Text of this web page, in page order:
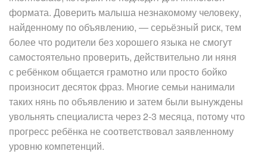
формата. Доверить малыша незнакомому человеку,
найденному по объявлению, — серьёзный риск, тем
более что родители без хорошего языка не смогут
самостоятельно проверить, действительно ли няня
с ребёнком общается грамотно или просто бойко
произносит десяток фраз. Многие семьи нанимали
таких нянь по объявлению и затем были вынуждены
увольнять специалиста через 2-3 месяца, потому что
прогресс ребёнка не соответствовал заявленному
уровню компетенций.